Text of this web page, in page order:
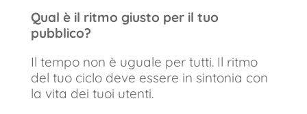
Qual è il ritmo giusto per il tuo
pubblico?
Il tempo non è uguale per tutti. Il ritmo
del tuo ciclo deve essere in sintonia con
la vita dei tuoi utenti.